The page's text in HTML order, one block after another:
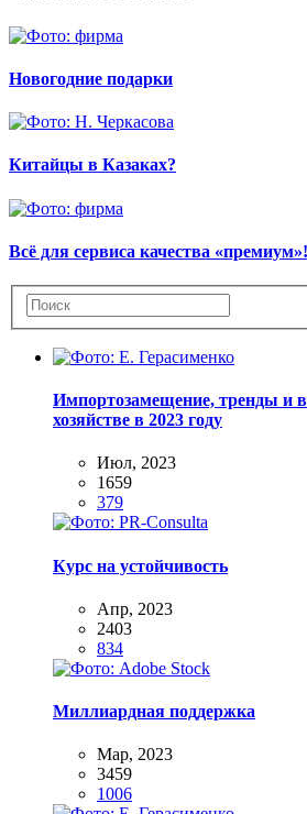
Новогодние подарки
Китайцы в Казаках?
Всё для сервиса качества «премиум»!
Импортозамещение, тренды и
хозяйстве в 2023 году
Июл, 2023
1659
379
Курс на устойчивость
Апр, 2023
2403
834
Миллиардная поддержка
Мар, 2023
3459
1006